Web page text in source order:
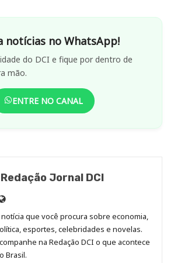
notícias no WhatsApp!
do DCI e fique por dentro de
mão.
ENTRE NO CANAL
Redação Jornal DCI
Site
de
Redação
Jornal
DCI
notícia que você procura sobre economia,
esportes, celebridades e novelas.
na Redação DCI o que acontece
Brasil.